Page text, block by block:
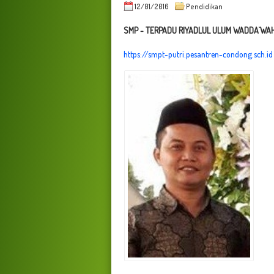
12/01/2016 Pendidikan
SMP - TERPADU RIYADLUL ULUM
https://smpt-putri.pesantren-condong.sch.id